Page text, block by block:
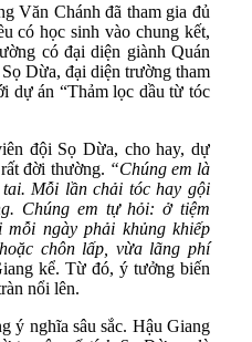
Văn Chánh đã tham gia đủ
có học sinh vào chung kết,
có đại diện giành Quán
Dừa, đại diện trường tham
dự án “Thảm lọc dầu từ tóc
đội Sọ Dừa, cho hay, dự
đời thường. “Chúng em là
Mỗi lần chải tóc hay gội
Chúng em tự hỏi: ở tiệm
ngày phải khủng khiếp
chôn lấp, vừa lãng phí
kể. Từ đó, ý tưởng biến
nổi lên.
ý nghĩa sâu sắc. Hậu Giang